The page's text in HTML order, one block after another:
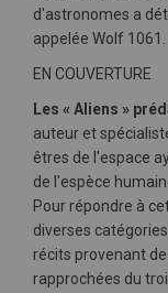
d'astronomes a
appelée Wolf 1061.
EN COUVERTURE
Les « Aliens »
auteur et
êtres de l'espace
de l'espèce
Pour répondre à
diverses
récits provenant
rapprochées du